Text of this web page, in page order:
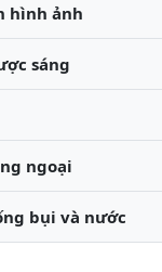
hình ảnh
sáng
ngoại
bụi và nước